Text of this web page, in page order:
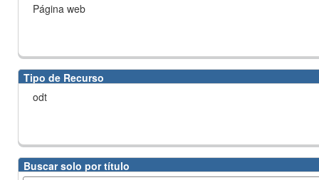
Página web
Tipo de Recurso
odt
Buscar solo por título